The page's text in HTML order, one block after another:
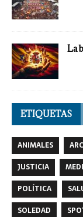
La
ETIQUETAS
ANIMALES
JUSTICIA
POLÍTICA
SOLEDAD